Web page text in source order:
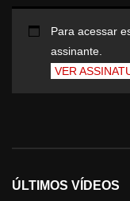
Para acessar
assinante.
VER
ÚLTIMOS VÍDEOS